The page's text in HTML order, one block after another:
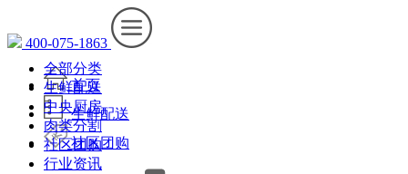
400-075-1863
首页
生鲜配送
社区团购
全部分类
生鲜配送
中央厨房
肉类分割
社区团购
行业资讯